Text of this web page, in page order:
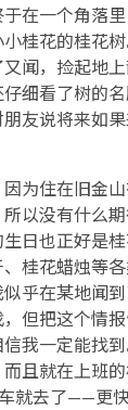
在一个角落
桂花的桂花
闻，捡起地上
细看了树的名
友说将来如
为住在旧金
以没有什么
日也正好是
桂花蜡烛等
乎在某地闻
但把这个情
我一定能找
且就在上班
就去了——更